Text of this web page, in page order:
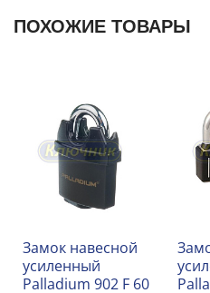
ПОХОЖИЕ ТОВАРЫ
Замок навесной
усиленный
Palladium 902 F 60